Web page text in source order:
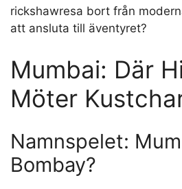
Satellitvy av Mumbai
Varför Mumbai
Från sina salta havsbrisar till
gatuhörn, är Mumbai en stad
där fiskare drar in sin fångst